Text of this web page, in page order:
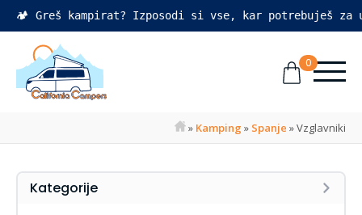
🏕️ Greš kampirat? Izposodi si vse, kar potrebuješ
0
» Kamping » Spanje »Vzglavniki
Kategorije